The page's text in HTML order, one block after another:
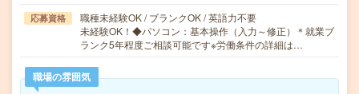
応募資格
職種未経験OK / ブランクOK / 英語力不要
未経験OK！◆パソコン：基本操作（入力～修正）＊就業ブ
ランク5年程度ご相談可能です※労働条件の詳細は…
職場の雰囲気